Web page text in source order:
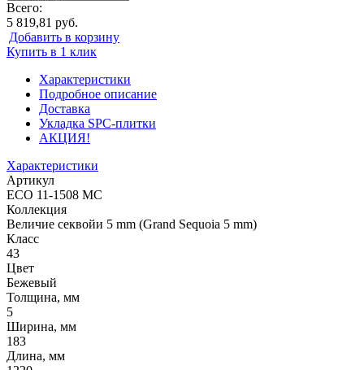
Всего:
5 819,81 руб.
Добавить в корзину
Купить в 1 клик
Характеристики
Подробное описание
Доставка
Укладка SPC-плитки
АКЦИЯ!
Характеристики
Артикул
ECO 11-1508 MC
Коллекция
Величие секвойи 5 mm (Grand Sequoia 5 mm)
Класс
43
Цвет
Бежевый
Толщина, мм
5
Ширина, мм
183
Длина, мм